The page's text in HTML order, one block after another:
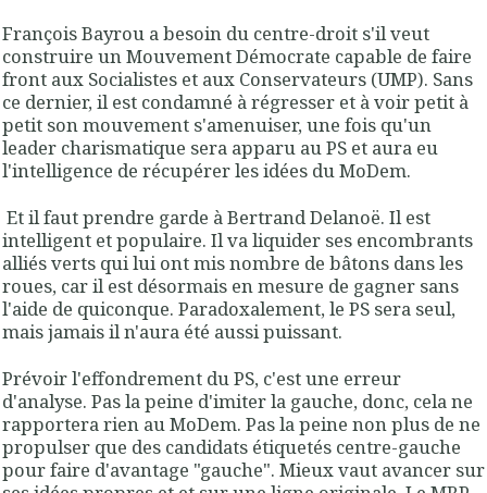
François Bayrou a besoin du centre-droit s'il veut
construire un Mouvement Démocrate capable de faire
front aux Socialistes et aux Conservateurs (UMP). Sans
ce dernier, il est condamné à régresser et à voir petit à
petit son mouvement s'amenuiser, une fois qu'un
leader charismatique sera apparu au PS et aura eu
l'intelligence de récupérer les idées du MoDem.
Et il faut prendre garde à Bertrand Delanoë. Il est
intelligent et populaire. Il va liquider ses encombrants
alliés verts qui lui ont mis nombre de bâtons dans les
roues, car il est désormais en mesure de gagner sans
l'aide de quiconque. Paradoxalement, le PS sera seul,
mais jamais il n'aura été aussi puissant.
Prévoir l'effondrement du PS, c'est une erreur
d'analyse. Pas la peine d'imiter la gauche, donc, cela ne
rapportera rien au MoDem. Pas la peine non plus de ne
propulser que des candidats étiquetés centre-gauche
pour faire d'avantage "gauche". Mieux vaut avancer sur